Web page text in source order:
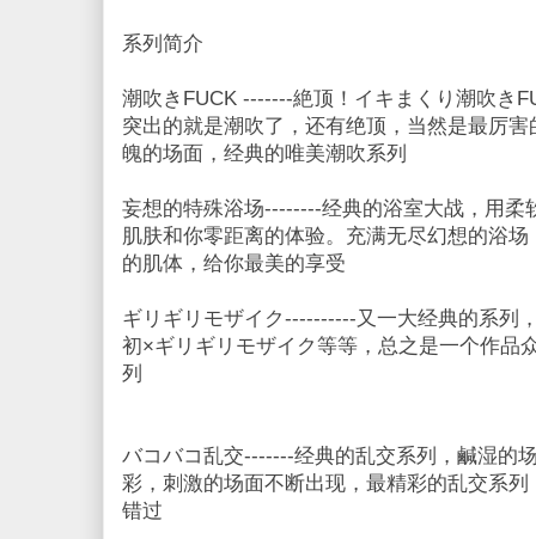
系列简介
潮吹きFUCK -------絶顶！イキまくり潮吹き
突出的就是潮吹了，还有绝顶，当然是最厉
魄的场面，经典的唯美潮吹系列
妄想的特殊浴场--------经典的浴室大战，用柔
肌肤和你零距离的体验。充满无尽幻想的浴
的肌体，给你最美的享受
ギリギリモザイク----------又一大经典的系列
初×ギリギリモザイク等等，总之是一个作品
列
バコバコ乱交-------经典的乱交系列，鹹湿的
彩，刺激的场面不断出现，最精彩的乱交系
错过